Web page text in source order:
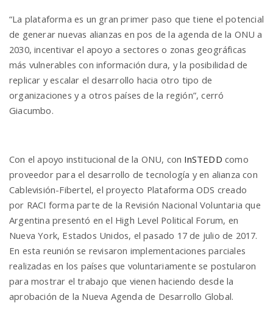
“La plataforma es un gran primer paso que tiene el potencial
de generar nuevas alianzas en pos de la agenda de la ONU a
2030, incentivar el apoyo a sectores o zonas geográficas
más vulnerables con información dura, y la posibilidad de
replicar y escalar el desarrollo hacia otro tipo de
organizaciones y a otros países de la región”, cerró
Giacumbo.
Con el apoyo institucional de la ONU, con InSTEDD como
proveedor para el desarrollo de tecnología y en alianza con
Cablevisión-Fibertel, el proyecto Plataforma ODS creado
por RACI forma parte de la Revisión Nacional Voluntaria que
Argentina presentó en el High Level Political Forum, en
Nueva York, Estados Unidos, el pasado 17 de julio de 2017.
En esta reunión se revisaron implementaciones parciales
realizadas en los países que voluntariamente se postularon
para mostrar el trabajo que vienen haciendo desde la
aprobación de la Nueva Agenda de Desarrollo Global.